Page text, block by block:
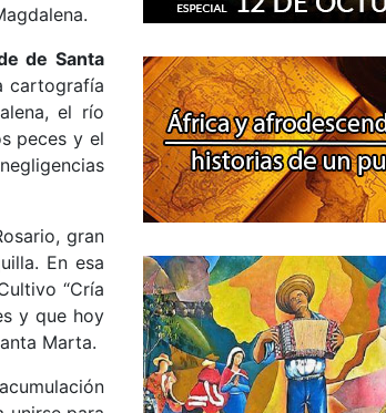
de Santa
cartografía
el río
peces y el
gran
En esa
“Cría
y que hoy
Marta.